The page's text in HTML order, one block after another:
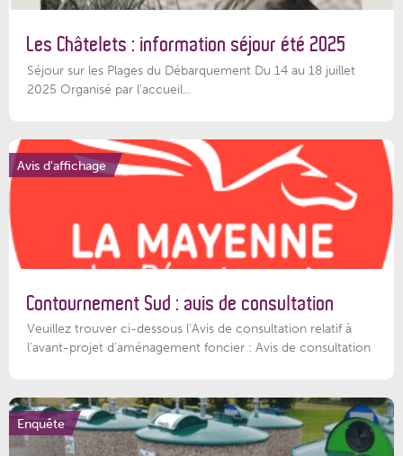
Les Châtelets : information séjour été 2025
Séjour sur les Plages du Débarquement Du 14 au 18 juillet
2025 Organisé par l’accueil...
Avis d'affichage
Contournement Sud : avis de consultation
Veuillez trouver ci-dessous l’Avis de consultation relatif à
l'avant-projet d'aménagement foncier : Avis de consultation
Enquête